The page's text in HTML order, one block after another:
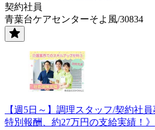
契約社員
青葉台ケアセンターそよ風/30834
【週5日～】調理スタッフ/契約社
特別報酬、約27万円の支給実績！》